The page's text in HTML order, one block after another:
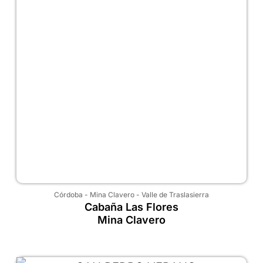
Córdoba - Mina Clavero - Valle de Traslasierra
Cabaña Las Flores
Mina Clavero